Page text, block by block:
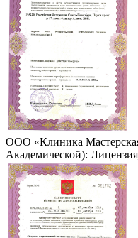
ООО «Клиника
Академической):